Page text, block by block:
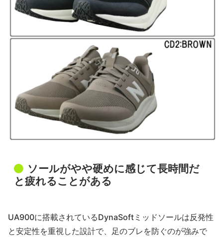
ソールがやや硬めに感じて長時間だ
と疲れることがある
UA900に搭載されているDynaSoftミッドソールは反発性
と安定性を重視した設計で、足のブレを防ぐのが強みで